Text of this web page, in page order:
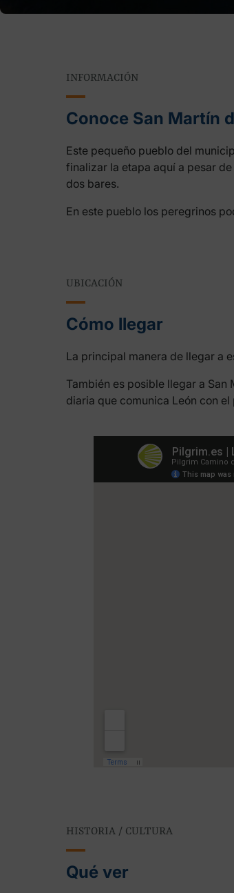
INFORMACIÓN
Conoce San Martín
Este pequeño pueblo del
finalizar la etapa aquí a pesar
dos bares.
En este pueblo los peregrinos
UBICACIÓN
Cómo llegar
La principal manera de llegar a
También es posible llegar a
diaria que comunica León con
HISTORIA / CULTURA
Qué ver